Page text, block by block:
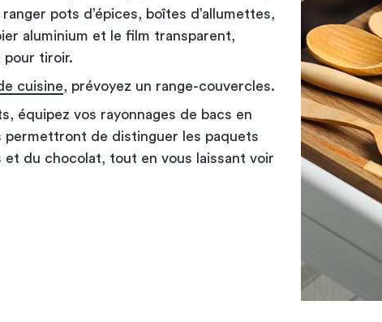
pots d’épices, boîtes d’allumettes,
aluminium et le film transparent,
pour tiroir.
cuisine , prévoyez un range-couvercles.
équipez vos rayonnages de bacs en
permettront de distinguer les paquets
du chocolat, tout en vous laissant voir